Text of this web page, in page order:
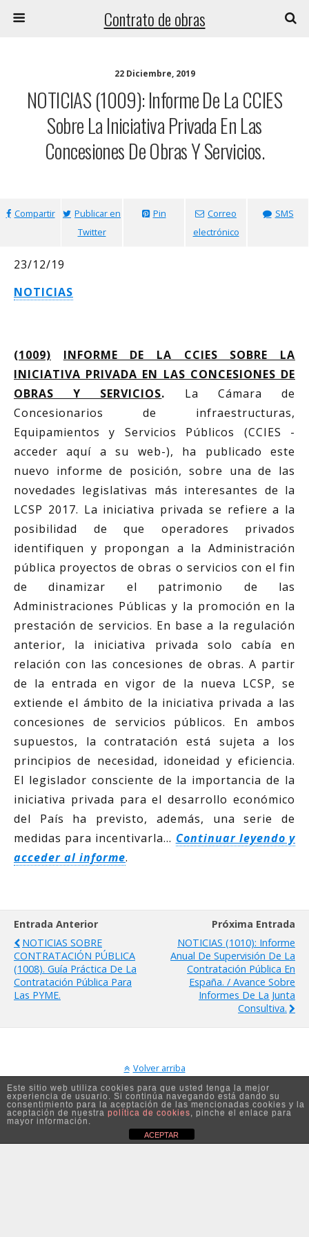
Contrato de obras
22 Diciembre, 2019
NOTICIAS (1009): Informe De La CCIES
Sobre La Iniciativa Privada En Las
Concesiones De Obras Y Servicios.
Compartir
Publicar en
Twitter
Pin
Correo
electrónico
SMS
23/12/19
NOTICIAS
(1009)
INFORME DE LA CCIES SOBRE LA
INICIATIVA PRIVADA EN LAS CONCESIONES DE
OBRAS Y SERVICIOS. La Cámara de
Concesionarios de infraestructuras,
Equipamientos y Servicios Públicos (CCIES -
acceder aquí a su web-), ha publicado este
nuevo informe de posición, sobre una de las
novedades legislativas más interesantes de la
LCSP 2017. La iniciativa privada se refiere a la
posibilidad de que operadores privados
identifiquen y propongan a la Administración
pública proyectos de obras o servicios con el fin
de dinamizar el patrimonio de las
Administraciones Públicas y la promoción en la
prestación de servicios. En base a la regulación
anterior, la iniciativa privada solo cabía en
relación con las concesiones de obras. A partir
de la entrada en vigor de la nueva LCSP, se
extiende el ámbito de la iniciativa privada a las
concesiones de servicios públicos. En ambos
supuestos, la contratación está sujeta a los
principios de necesidad, idoneidad y eficiencia.
El legislador consciente de la importancia de la
iniciativa privada para el desarrollo económico
del País ha previsto, además, una serie de
medidas para incentivarla… Continuar leyendo y
acceder al informe.
Entrada Anterior
NOTICIAS SOBRE
CONTRATACIÓN PÚBLICA
(1008). Guía Práctica De La
Contratación Pública Para
Las PYME.
Próxima Entrada
NOTICIAS (1010): Informe
Anual De Supervisión De La
Contratación Pública En
España. / Avance Sobre
Informes De La Junta
Consultiva.
Volver arriba
Móvil Escritorio
Este sitio web utiliza cookies para que usted tenga la mejor
experiencia de usuario. Si continúa navegando está dando su
consentimiento para la aceptación de las mencionadas cookies y la
aceptación de nuestra política de cookies, pinche el enlace para
mayor información.
ACEPTAR